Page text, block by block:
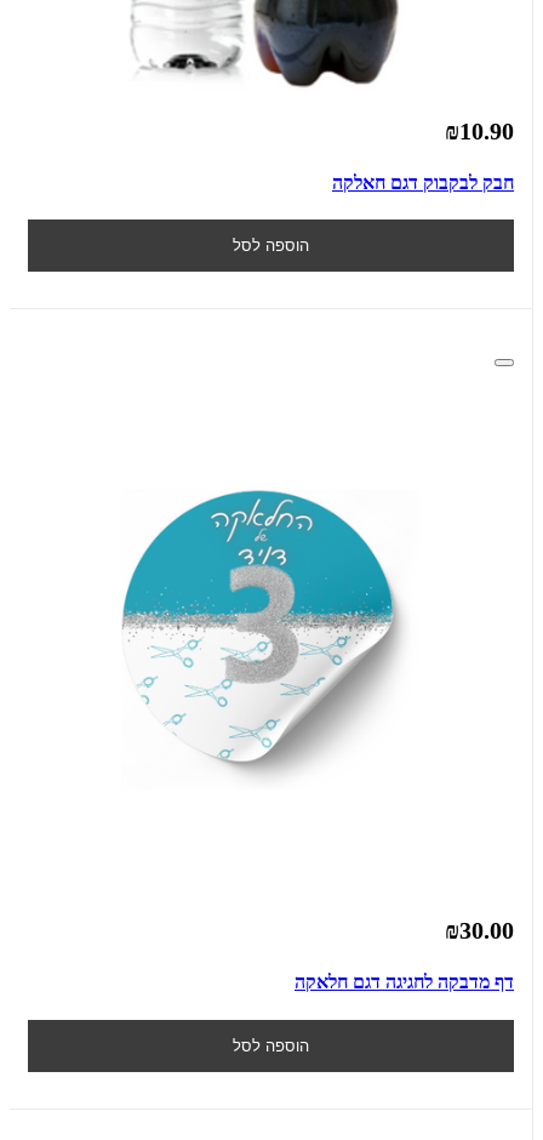
₪10.90
חבק לבקבוק דגם חאלקה
הוספה לסל
₪30.00
דף מדבקה לחגיגה דגם חלאקה
הוספה לסל